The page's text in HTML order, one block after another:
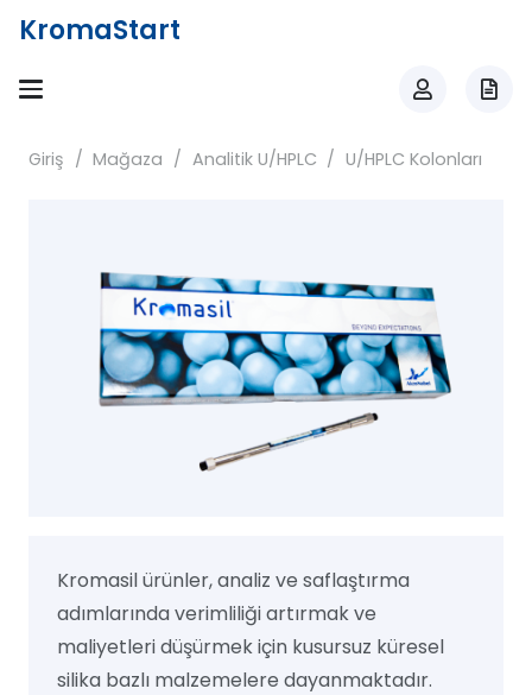
KromaStart
Giriş / Mağaza / Analitik U/HPLC / U/HPLC Kolonları
Kromasil ürünler, analiz ve saflaştırma
adımlarında verimliliği artırmak ve
maliyetleri düşürmek için kusursuz küresel
silika bazlı malzemelere dayanmaktadır.